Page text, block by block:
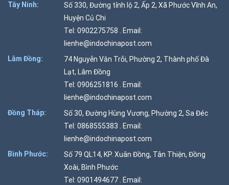
Tây Ninh:
Số 330, Đường tỉnh lộ 2, Ấp 2, Xã Phước Vĩnh An,
Huyện Củ Chi
Tel: 0902275758 . Email:
lienhe@indochinapost.com
Lâm Đồng:
74 Nguyễn Văn Trỗi, Phường 2, Thành phố Đà
Lạt, Lâm Đồng
Tel: 0906251816 . Email:
lienhe@indochinapost.com
Đồng Tháp:
Số 30, Đường Hùng Vương, Phường 2, Sa Đéc
Tel: 0868555383 . Email:
lienhe@indochinapost.com
Bình Phước:
Số 79 QL14, KP. Xuân Đồng, Tân Thiện, Đồng
Xoài, Bình Phước
Tel: 0901494677 . Email: